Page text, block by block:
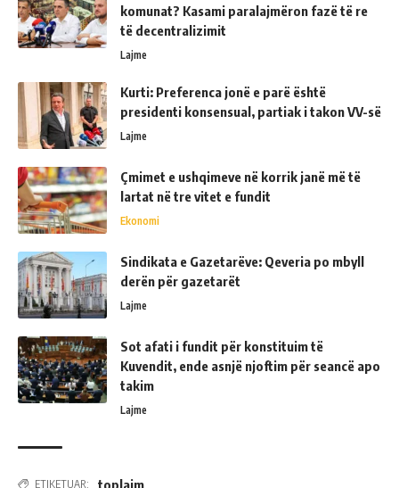
komunat? Kasami paralajmëron fazë të re
të decentralizimit
Lajme
Kurti: Preferenca jonë e parë është
presidenti konsensual, partiak i takon VV-së
Lajme
Çmimet e ushqimeve në korrik janë më të
lartat në tre vitet e fundit
Ekonomi
Sindikata e Gazetarëve: Qeveria po mbyll
derën për gazetarët
Lajme
Sot afati i fundit për konstituim të
Kuvendit, ende asnjë njoftim për seancë apo
takim
Lajme
ETIKETUAR: toplajm